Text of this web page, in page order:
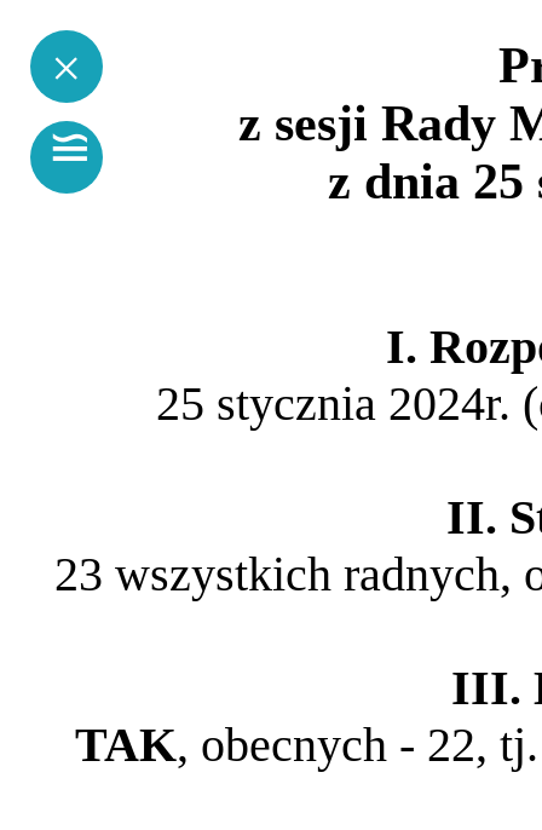
×
≌
z sesji Rady
z dnia 25
I.
25 stycznia 2024r.
II.
23 wszystkich radnych,
III.
TAK, obecnych - 22,